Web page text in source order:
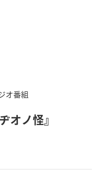
オ番組
オノ怪』